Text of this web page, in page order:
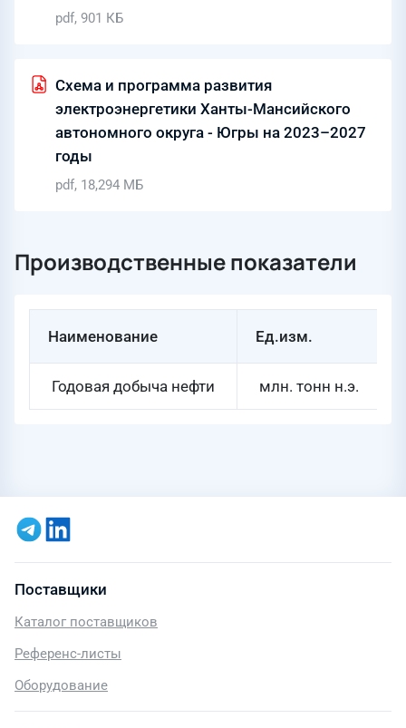
pdf, 901 КБ
Схема и программа развития
электроэнергетики Ханты-Мансийского
автономного округа - Югры на 2023–2027
годы
pdf, 18,294 МБ
Производственные показатели
Наименование Ед.изм.
Годовая добыча нефти млн. тонн н.э.
Поставщики
Каталог поставщиков
Референс-листы
Оборудование